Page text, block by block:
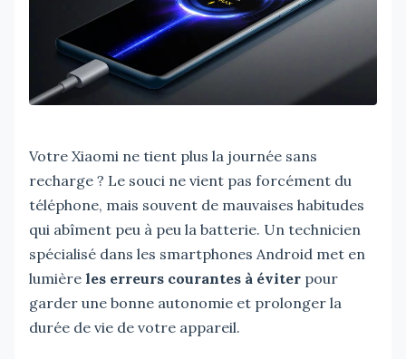
Votre Xiaomi ne tient plus la journée sans
recharge ? Le souci ne vient pas forcément du
téléphone, mais souvent de mauvaises habitudes
qui abîment peu à peu la batterie. Un technicien
spécialisé dans les smartphones Android met en
lumière les erreurs courantes à éviter pour
garder une bonne autonomie et prolonger la
durée de vie de votre appareil.